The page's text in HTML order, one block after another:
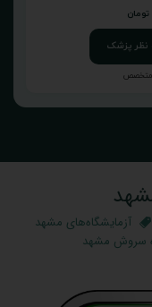
نظر پزشک
متخصص
آزمایشگاه‌های مشهد
سروش مشهد